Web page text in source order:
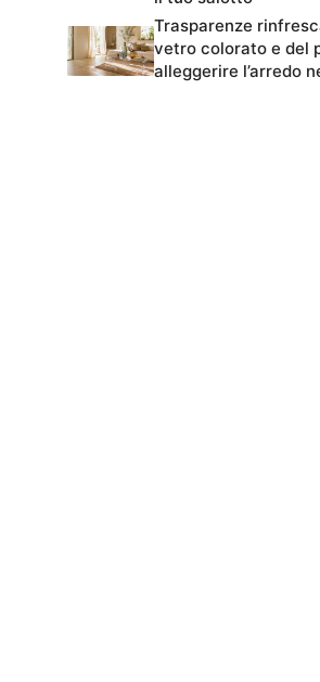
Trasparenze
vetro colorato e del
alleggerire l’arredo